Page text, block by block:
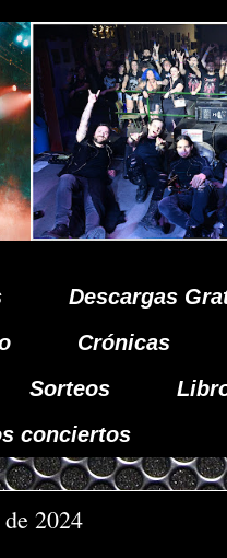
Descargas
Crónicas
Sorteos
conciertos
2024